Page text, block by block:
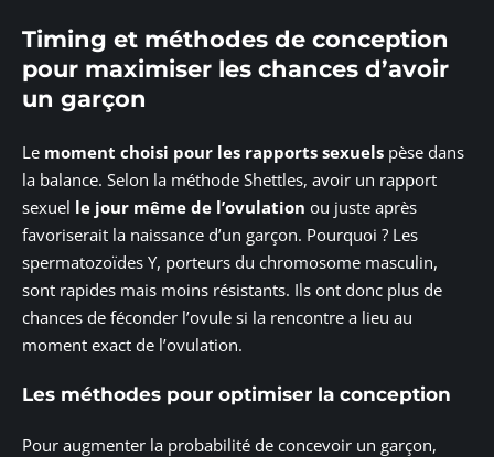
Timing et méthodes de conception
pour maximiser les chances d’avoir
un garçon
Le moment choisi pour les rapports sexuels pèse dans
la balance. Selon la méthode Shettles, avoir un rapport
sexuel le jour même de l’ovulation ou juste après
favoriserait la naissance d’un garçon. Pourquoi ? Les
spermatozoïdes Y, porteurs du chromosome masculin,
sont rapides mais moins résistants. Ils ont donc plus de
chances de féconder l’ovule si la rencontre a lieu au
moment exact de l’ovulation.
Les méthodes pour optimiser la conception
Pour augmenter la probabilité de concevoir un garçon,